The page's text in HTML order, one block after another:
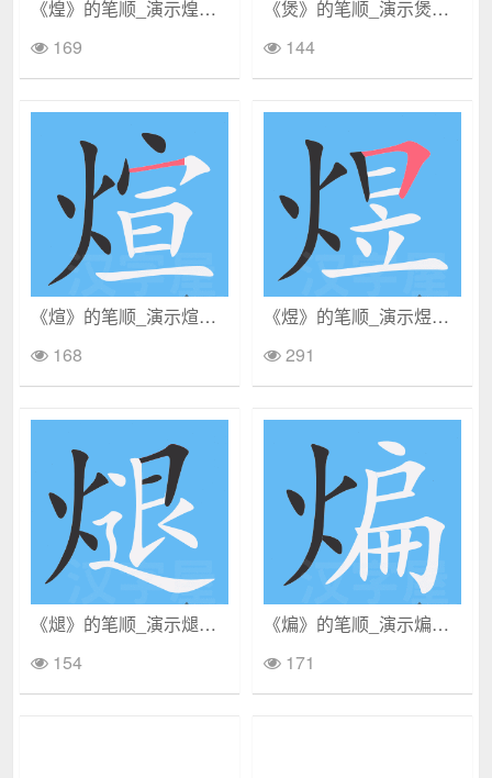
《煌》的笔顺_演示煌的笔顺及煌字的笔画顺序
169
《煲》的笔顺_演示煲的笔顺及煲字的笔画顺序
144
《煊》的笔顺_演示煊的笔顺及煊字的笔画顺序
168
《煜》的笔顺_演示煜的笔顺及煜字的笔画顺序
291
《煺》的笔顺_演示煺的笔顺及煺字的笔画顺序
154
《煸》的笔顺_演示煸的笔顺及煸字的笔画顺序
171